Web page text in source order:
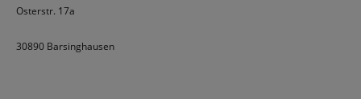
Osterstr. 17a
30890 Barsinghausen